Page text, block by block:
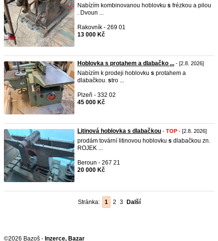
Nabízím kombinovanou hoblovku s frézkou a pilou
. Dvoun ...
Rakovník - 269 01
13 000 Kč
Hoblovka s protahem a dlabačko ... - [2.8. 2026]
Nabízím k prodeji hoblovku s protahem a
dlabačkou. stro ...
Plzeň - 332 02
45 000 Kč
Litinová hoblovka s dlabačkou - TOP - [2.8. 2026]
prodám tovární litinovou hoblovku s dlabačkou zn.
ROJEK ...
Beroun - 267 21
20 000 Kč
Stránka: 1 2 3 Další
©2026 Bazoš - Inzerce, Bazar